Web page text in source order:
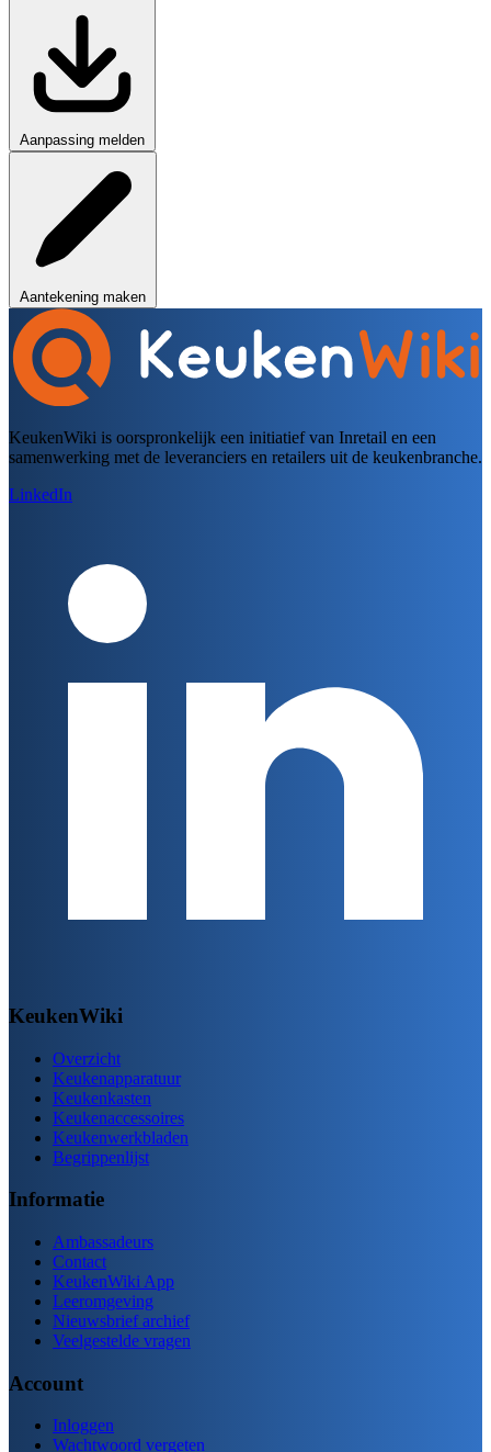
Aanpassing melden
Aantekening maken
KeukenWiki is oorspronkelijk een initiatief van Inretail en een
samenwerking met de leveranciers en retailers uit de keukenbranche.
LinkedIn
KeukenWiki
Overzicht
Keukenapparatuur
Keukenkasten
Keukenaccessoires
Keukenwerkbladen
Begrippenlijst
Informatie
Ambassadeurs
Contact
KeukenWiki App
Leeromgeving
Nieuwsbrief archief
Veelgestelde vragen
Account
Inloggen
Wachtwoord vergeten